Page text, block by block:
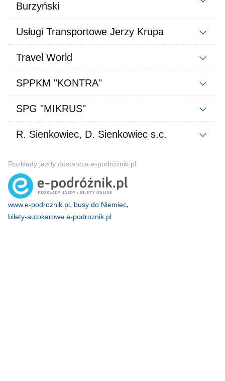
Burzyński
Usługi Transportowe Jerzy Krupa
Travel World
SPPKM "KONTRA"
SPG "MIKRUS"
R. Sienkowiec, D. Sienkowiec s.c.
Rozkłady jazdy dostarcza e-podróżnik.pl
www.e-podroznik.pl, busy do Niemiec,
bilety-autokarowe.e-podroznik.pl